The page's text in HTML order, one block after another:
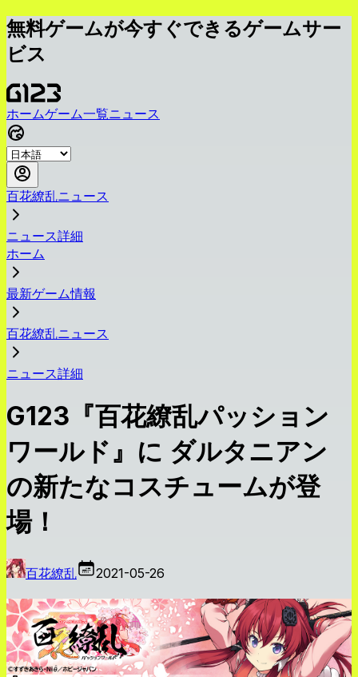
無料ゲームが今すぐできるゲームサー
ビス
ホームゲーム一覧ニュース
百花繚乱ニュース
ニュース詳細
ホーム
最新ゲーム情報
百花繚乱ニュース
ニュース詳細
G123『百花繚乱パッション
ワールド』に ダルタニアン
の新たなコスチュームが登
場！
百花繚乱 2021-05-26